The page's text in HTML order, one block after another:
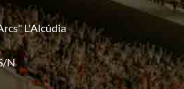
L'Alcúdia
N